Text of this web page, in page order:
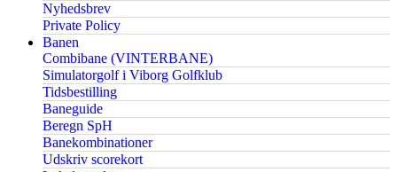
Nyhedsbrev
Private Policy
Banen
Combibane (VINTERBANE)
Simulatorgolf i Viborg Golfklub
Tidsbestilling
Baneguide
Beregn SpH
Banekombinationer
Udskriv scorekort